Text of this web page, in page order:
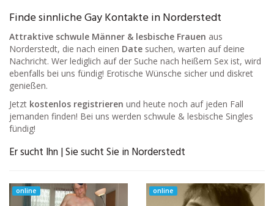
Finde sinnliche Gay Kontakte in Norderstedt
Attraktive schwule Männer & lesbische Frauen aus
Norderstedt, die nach einen Date suchen, warten auf deine
Nachricht. Wer lediglich auf der Suche nach heißem Sex ist, wird
ebenfalls bei uns fündig! Erotische Wünsche sicher und diskret
genießen.
Jetzt kostenlos registrieren und heute noch auf jeden Fall
jemanden finden! Bei uns werden schwule & lesbische Singles
fündig!
Er sucht Ihn | Sie sucht Sie in Norderstedt
online online